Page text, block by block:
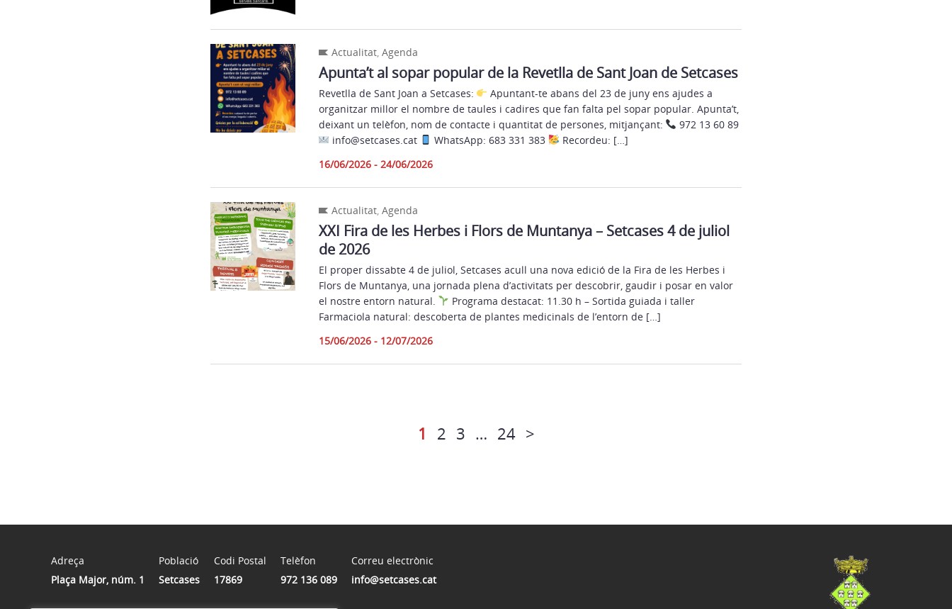
Actualitat, Agenda
Apunta’t al sopar popular de la Revetlla de Sant Joan de Setcases
Revetlla de Sant Joan a Setcases:
Apuntant-te abans del 23 de juny ens ajudes a
organitzar millor el nombre de taules i cadires que fan falta pel sopar popular. Apunta’t,
deixant un telèfon, nom de contacte i quantitat de persones, mitjançant:
972 13 60 89
info@setcases.cat
WhatsApp: 683 331 383
Recordeu: […]
16/06/2026 - 24/06/2026
Actualitat, Agenda
XXI Fira de les Herbes i Flors de Muntanya – Setcases 4 de juliol
de 2026
El proper dissabte 4 de juliol, Setcases acull una nova edició de la Fira de les Herbes i
Flors de Muntanya, una jornada plena d’activitats per descobrir, gaudir i posar en valor
el nostre entorn natural.
Programa destacat: 11.30 h – Sortida guiada i taller
Farmaciola natural: descoberta de plantes medicinals de l’entorn de […]
15/06/2026 - 12/07/2026
1 2 3 … 24 >
Adreça
Plaça Major, núm. 1
Població
Setcases
Codi Postal
17869
Telèfon
972 136 089
Correu electrònic
info@setcases.cat